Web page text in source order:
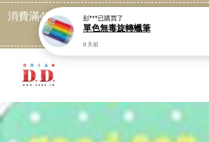
消費滿499免運喔, 記得加LINE:@dede168
點我
您的購物車目前還
繼續購物